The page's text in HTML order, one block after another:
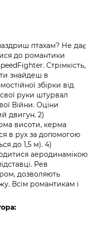
птахам? Не дає
до романтики
Стрімкість,
знайдеш в
збірки від
руки штурвал
Війни. Оціни
двигун. 2)
висоти, керма
в рух за допомогою
до 1,5 м). 4)
аеродинамікою
Рев
дозволяють
Всім романтикам і